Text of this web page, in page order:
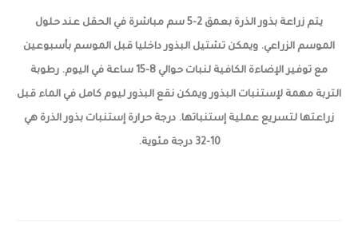
يتم زراعة بذور الذرة بعمق 2-5 سم مباشرة في الحقل عند حلول
الموسم الزراعي. ويمكن تشتيل البذور داخليا قبل الموسم بأسبوعين
مع توفير الإضاءة الكافية لنبات حوالي 8-15 ساعة في اليوم. رطوبة
التربة مهمة لإستنبات البذور ويمكن نقع البذور ليوم كامل في الماء قبل
زراعتها لتسريع عملية إستنباتها. درجة حرارة إستنبات بذور الذرة هي
10-32 درجة مئوية.